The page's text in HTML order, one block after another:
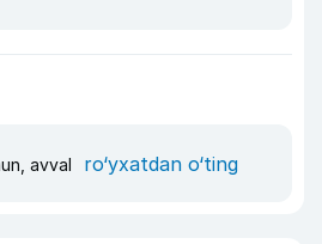
avval ro‘yxatdan o‘ting